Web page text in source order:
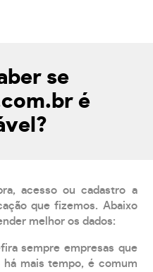
se
é
acesso ou cadastro a
que fizemos. Abaixo
melhor os dados:
sempre empresas que
mais tempo, é comum